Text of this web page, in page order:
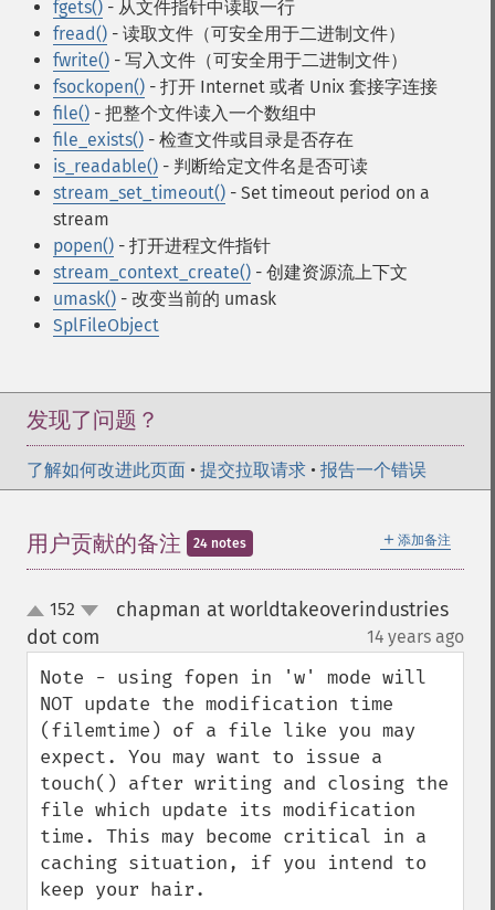
fgets() - 从文件指针中读取一行
fread() - 读取文件（可安全用于二进制文件）
fwrite() - 写入文件（可安全用于二进制文件）
fsockopen() - 打开 Internet 或者 Unix 套接字连接
file() - 把整个文件读入一个数组中
file_exists() - 检查文件或目录是否存在
is_readable() - 判断给定文件名是否可读
stream_set_timeout() - Set timeout period on a
stream
popen() - 打开进程文件指针
stream_context_create() - 创建资源流上下文
umask() - 改变当前的 umask
SplFileObject
发现了问题？
了解如何改进此页面 • 提交拉取请求 • 报告一个错误
＋ 添加备注
用户贡献的备注 24 notes
up
down
152
chapman at worldtakeoverindustries
dot com
14 years ago
Note - using fopen in 'w' mode will
NOT update the modification time
(filemtime) of a file like you may
expect. You may want to issue a
touch() after writing and closing the
file which update its modification
time. This may become critical in a
caching situation, if you intend to
keep your hair.